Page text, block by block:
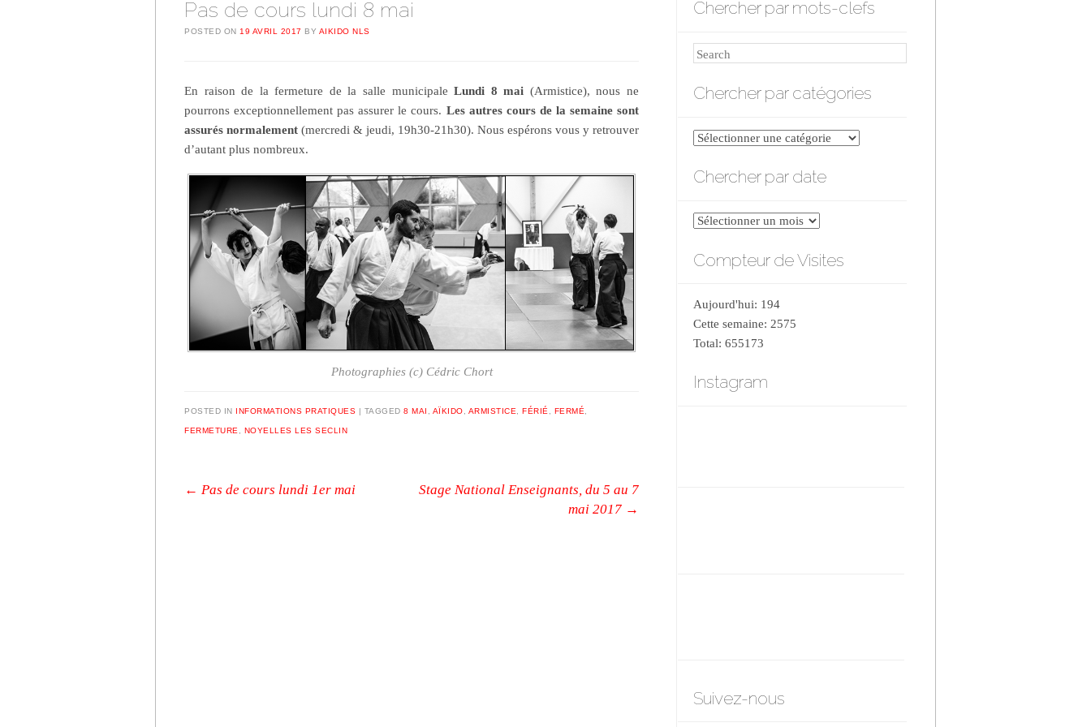
Pas de cours lundi 8 mai
POSTED ON 19 AVRIL 2017 BY AIKIDO NLS
En raison de la fermeture de la salle municipaleLundi 8 mai (Armistice), nous ne
pourrons exceptionnellement pas assurer le cours. Les autres cours de la semaine sont
assurés normalement (mercredi & jeudi, 19h30-21h30). Nous espérons vous y retrouver
d’autant plus nombreux.
Photographies (c) Cédric Chort
POSTED IN INFORMATIONS PRATIQUES TAGGED 8 MAI , AÏKIDO, ARMISTICE, FÉRIÉ, FERMÉ,
FERMETURE, NOYELLES LES SECLIN
Post navigation
← Pas de cours lundi 1er mai
Stage National Enseignants, du 5 au 7
mai 2017 →
Chercher par mots-clefs
Search
Chercher par catégories
Chercher
catégories
Chercher par date
Chercher
date
Compteur de Visites
Aujourd'hui: 194
Cette semaine: 2575
Total: 655173
Instagram
Suivez-nous